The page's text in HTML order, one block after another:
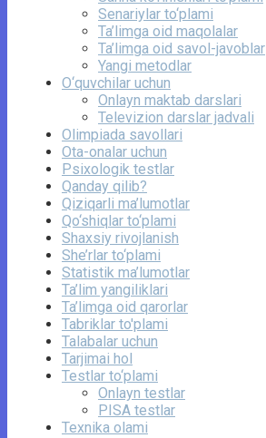
Senariylar to‘plami
Ta’limga oid maqolalar
Ta’limga oid savol-javoblar
Yangi metodlar
O‘quvchilar uchun
Onlayn maktab darslari
Televizion darslar jadvali
Olimpiada savollari
Ota-onalar uchun
Psixologik testlar
Qanday qilib?
Qiziqarli ma’lumotlar
Qo‘shiqlar to‘plami
Shaxsiy rivojlanish
She’rlar to‘plami
Statistik ma’lumotlar
Ta’lim yangiliklari
Ta’limga oid qarorlar
Tabriklar to'plami
Talabalar uchun
Tarjimai hol
Testlar to‘plami
Onlayn testlar
PISA testlar
Texnika olami